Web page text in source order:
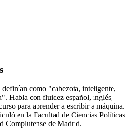
como "cabezota, inteligente,
Habla con fluidez español, inglés,
para aprender a escribir a máquina.
en la Facultad de Ciencias Políticas
Complutense de Madrid.